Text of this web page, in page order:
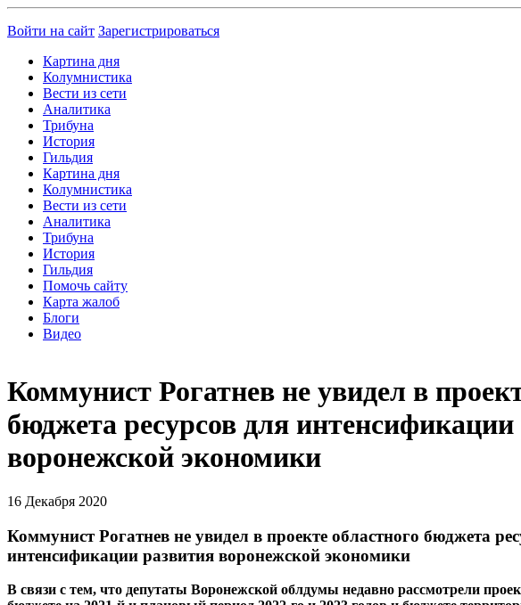
Войти на сайт Зарегистрироваться
Картина дня
Колумнистика
Вести из сети
Аналитика
Трибуна
История
Гильдия
Картина дня
Колумнистика
Вести из сети
Аналитика
Трибуна
История
Гильдия
Помочь сайту
Карта жалоб
Блоги
Видео
Коммунист Рогатнев не увидел в
бюджета ресурсов для интенсификации
воронежской экономики
16 Декабря 2020
Коммунист Рогатнев не увидел в проекте областного бюджета
интенсификации развития воронежской экономики
В связи с тем, что депутаты Воронежской облдумы недавно рассмотрели